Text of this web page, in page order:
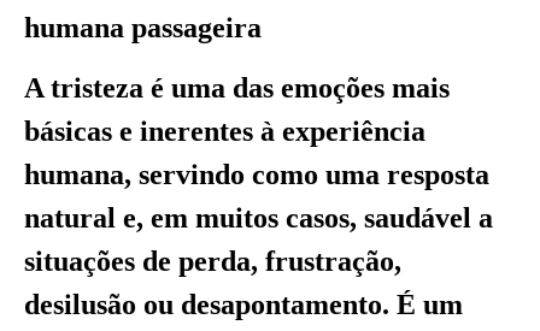
humana passageira
A tristeza é uma das emoções mais
básicas e inerentes à experiência
humana, servindo como uma resposta
natural e, em muitos casos, saudável a
situações de perda, frustração,
desilusão ou desapontamento. É um